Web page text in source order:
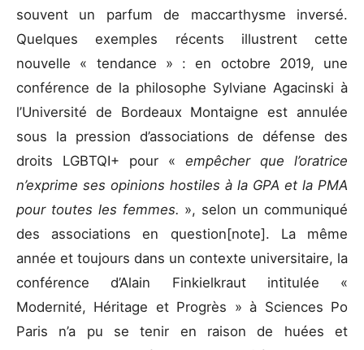
souvent un parfum de maccarthysme inversé.
Quelques exemples récents illustrent cette
nouvelle « tendance » : en octobre 2019, une
conférence de la philosophe Sylviane Agacinski à
l’Université de Bordeaux Montaigne est annulée
sous la pression d’associations de défense des
droits LGBTQI+ pour « empêcher que l’oratrice
n’exprime ses opinions hostiles à la GPA et la PMA
pour toutes les femmes. », selon un communiqué
des associations en question[note]. La même
année et toujours dans un contexte universitaire, la
conférence d’Alain Finkielkraut intitulée «
Modernité, Héritage et Progrès » à Sciences Po
Paris n’a pu se tenir en raison de huées et